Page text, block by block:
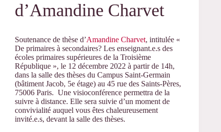
d’Amandine Charvet
Soutenance de thèse d’Amandine Charvet, intitulée «
De primaires à secondaires? Les enseignant.e.s des
écoles primaires supérieures de la Troisième
République », le 12 décembre 2022 à partir de 14h,
dans la salle des thèses du Campus Saint-Germain
(bâtiment Jacob, 5e étage) au 45 rue des Saints-Pères,
75006 Paris. Une visioconférence permettra de la
suivre à distance. Elle sera suivie d’un moment de
convivialité auquel vous êtes chaleureusement
invité.e.s, devant la salle des thèses.